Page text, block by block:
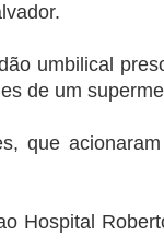
umbilical
de um
que
Hospital